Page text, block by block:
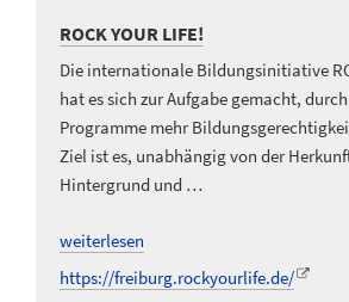
ROCK YOUR LIFE!
Die internationale Bildungsinitiative
hat es sich zur Aufgabe gemacht,
Programme mehr
Ziel ist es, unabhängig von der
Hintergrund und …
weiterlesen
https://freiburg.rockyourlife.de/